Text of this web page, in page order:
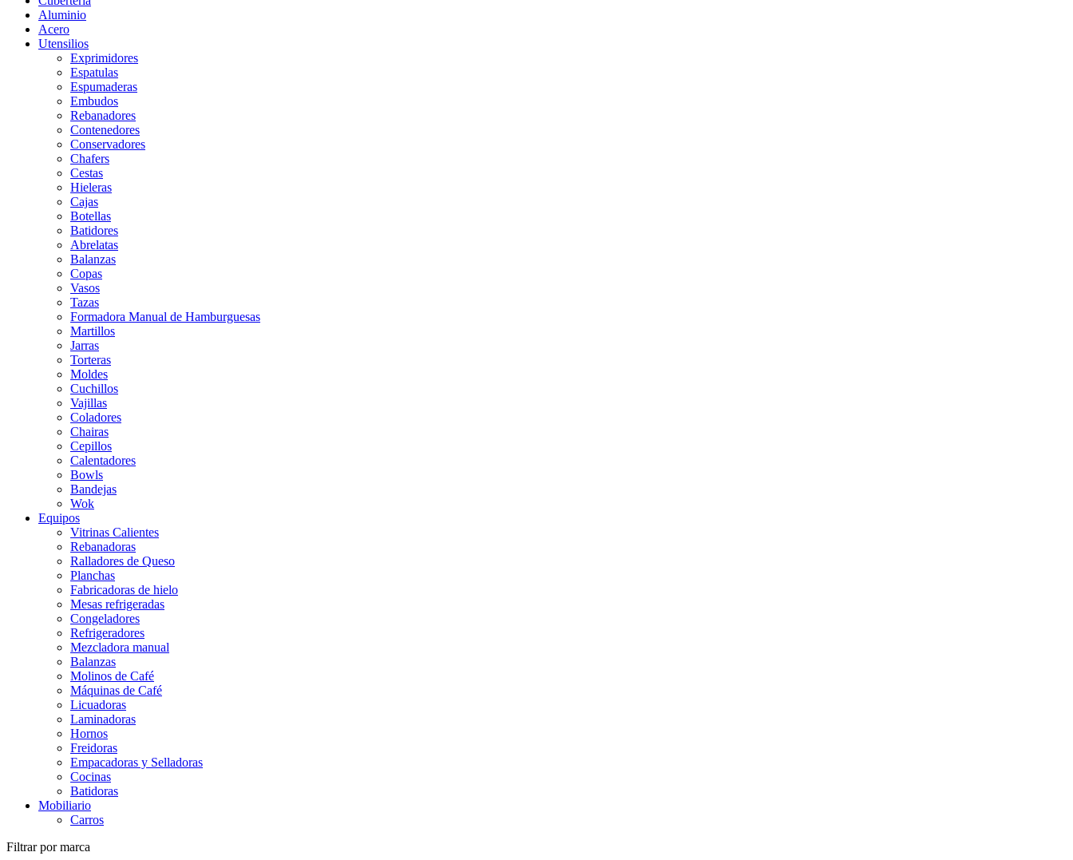
Aluminio
Acero
Utensilios
Exprimidores
Espatulas
Espumaderas
Embudos
Rebanadores
Contenedores
Conservadores
Chafers
Cestas
Hieleras
Cajas
Botellas
Batidores
Abrelatas
Balanzas
Copas
Vasos
Tazas
Formadora Manual de Hamburguesas
Martillos
Jarras
Torteras
Moldes
Cuchillos
Vajillas
Coladores
Chairas
Cepillos
Calentadores
Bowls
Bandejas
Wok
Equipos
Vitrinas Calientes
Rebanadoras
Ralladores de Queso
Planchas
Fabricadoras de hielo
Mesas refrigeradas
Congeladores
Refrigeradores
Mezcladora manual
Balanzas
Molinos de Café
Máquinas de Café
Licuadoras
Laminadoras
Hornos
Freidoras
Empacadoras y Selladoras
Cocinas
Batidoras
Mobiliario
Carros
Filtrar por marca